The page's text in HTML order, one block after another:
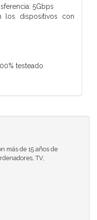
5Gbps
los dispositivos con
testeado
más de 15 años de
TV,